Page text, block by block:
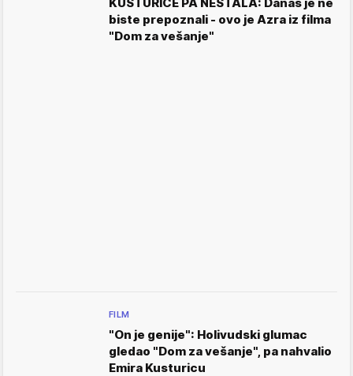
biste prepoznali - ovo je Azra iz filma
"Dom za vešanje"
FILM
"On je genije": Holivudski glumac
gledao "Dom za vešanje", pa nahvalio
Emira Kusturicu